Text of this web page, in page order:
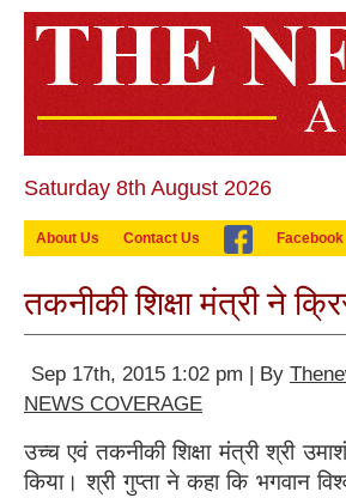
Saturday 8th August 2026
About Us Contact Us Facebook
तकनीकी शिक्षा मंत्री ने
Sep 17th, 2015 1:02 pm | By
NEWS COVERAGE
उच्च एवं तकनीकी शिक्षा मंत्री श्री
किया। श्री गुप्ता ने कहा कि भगवान